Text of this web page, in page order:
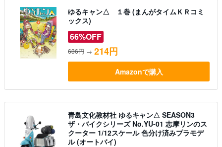
ゆるキャン△ １巻 (まんがタイムＫＲコミ
ックス)
66%OFF
636円 → 214円
Amazonで購入
青島文化教材社 ゆるキャン△ SEASON3
ザ・バイクシリーズ No.YU-01 志摩リンのス
クーター 1/12スケール 色分け済みプラモデ
ル (オートバイ)